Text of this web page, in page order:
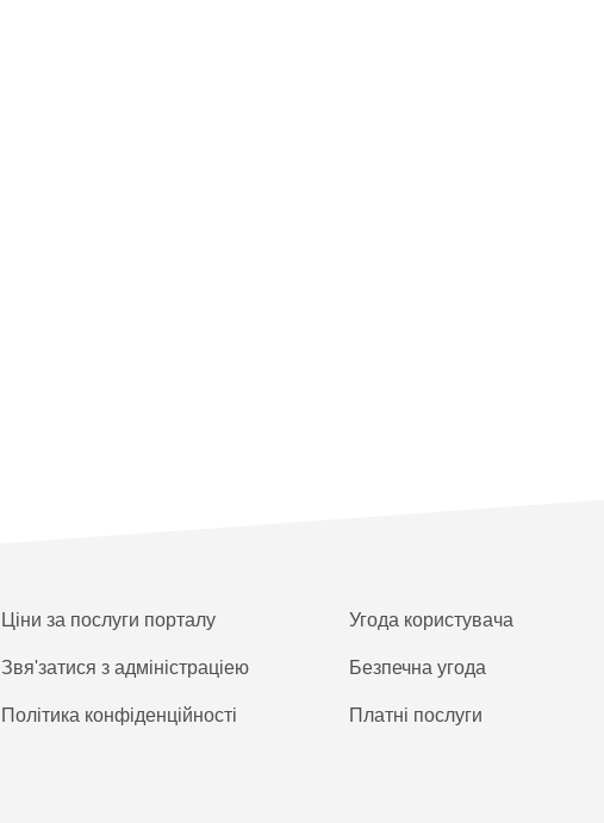
Ціни за послуги порталу
Звя'затися з адміністраціею
Політика конфіденційності
Угода користувача
Безпечна угода
Платнi послуги